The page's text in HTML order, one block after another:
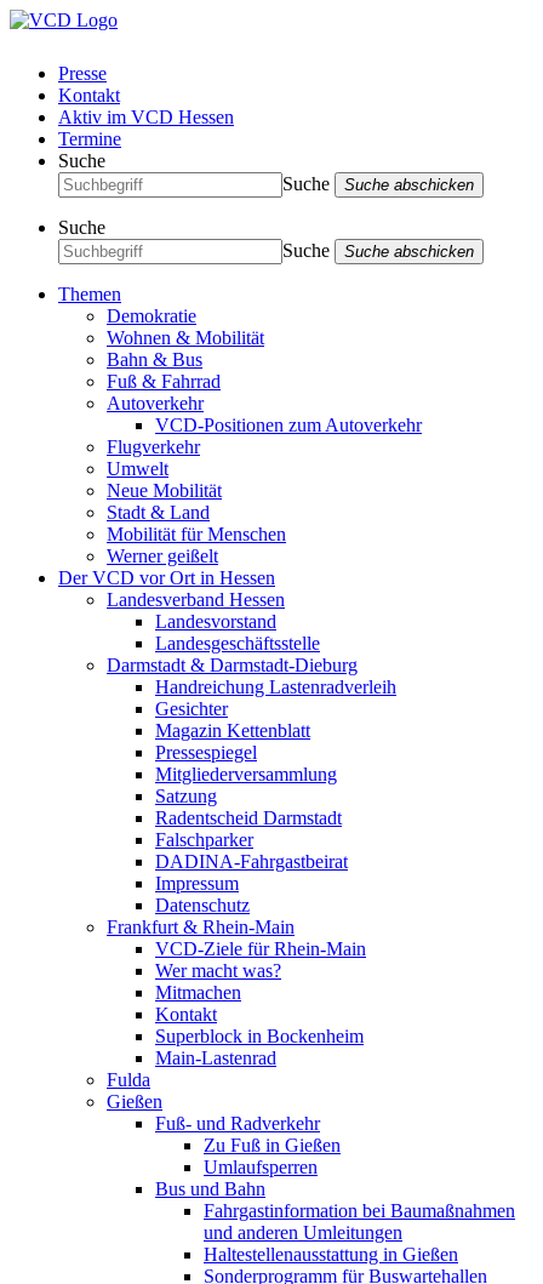
Presse
Kontakt
Aktiv im VCD Hessen
Termine
Suche
Suche
Suche abschicken
Suche
Suche
Suche abschicken
Themen
Demokratie
Wohnen & Mobilität
Bahn & Bus
Fuß & Fahrrad
Autoverkehr
VCD-Positionen zum Autoverkehr
Flugverkehr
Umwelt
Neue Mobilität
Stadt & Land
Mobilität für Menschen
Werner geißelt
Der VCD vor Ort in Hessen
Landesverband Hessen
Landesvorstand
Landesgeschäftsstelle
Darmstadt & Darmstadt-Dieburg
Handreichung Lastenradverleih
Gesichter
Magazin Kettenblatt
Pressespiegel
Mitgliederversammlung
Satzung
Radentscheid Darmstadt
Falschparker
DADINA-Fahrgastbeirat
Impressum
Datenschutz
Frankfurt & Rhein-Main
VCD-Ziele für Rhein-Main
Wer macht was?
Mitmachen
Kontakt
Superblock in Bockenheim
Main-Lastenrad
Fulda
Gießen
Fuß- und Radverkehr
Zu Fuß in Gießen
Umlaufsperren
Bus und Bahn
Fahrgastinformation bei Baumaßnahmen
und anderen Umleitungen
Haltestellenausstattung in Gießen
Sonderprogramm für Buswartehallen